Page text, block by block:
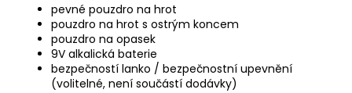
pevné pouzdro na hrot
pouzdro na hrot s ostrým koncem
pouzdro na opasek
9V alkalická baterie
bezpečností lanko / bezpečnostní upevnění
(volitelné, není součástí dodávky)